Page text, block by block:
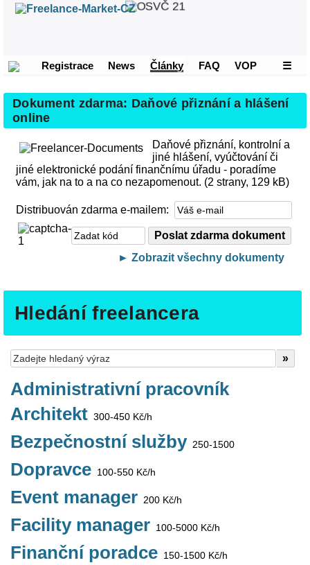
Registrace News Články FAQ VOP ☰
Hledání freelancera
Administrativní pracovník
Architekt 300-450 Kč/h
Bezpečnostní služby 250-1500
Dopravce 100-550 Kč/h
Event manager 200 Kč/h
Facility manager 100-5000 Kč/h
Finanční poradce 150-1500 Kč/h
Dokument zdarma: Daňové přiznání a hlášení
online
Daňové přiznání, kontrolní a
jiné hlášení, vyúčtování či
jiné elektronické podání finančnímu úřadu - poradíme
vám, jak na to a na co nezapomenout. (2 strany, 129 kB)
Distribuován zdarma e-mailem:
► Zobrazit všechny dokumenty